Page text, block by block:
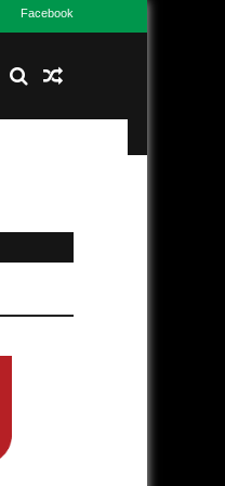
Facebook